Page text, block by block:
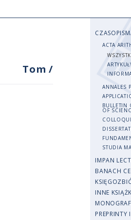
Tom/
ACTA
ANNALES
BULLETIN
OF
STUDIA
IMPAN
BANACH
INNE
PREPRINTY